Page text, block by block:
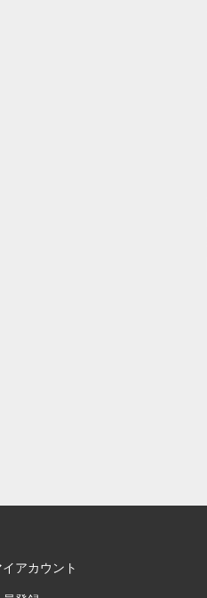
アカウント